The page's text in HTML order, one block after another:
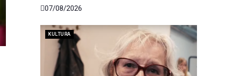
07/08/2026
KULTURA